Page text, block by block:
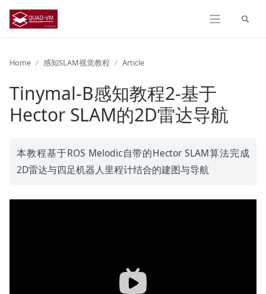
Expand
Home 感知SLAM视觉教程 Article
Tinymal-B感知教程2-基于
Hector SLAM的2D雷达导航
本教程基于ROS Melodic自带的Hector SLAM算法完成
2D雷达与四足机器人里程计结合的建图与导航